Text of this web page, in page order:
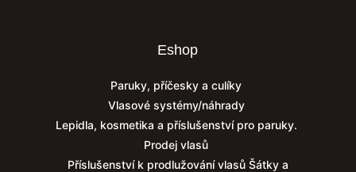
Eshop
Paruky, příčesky a culíky
Vlasové systémy/náhrady
Lepidla, kosmetika a příslušenství pro paruky.
Prodej vlasů
Příslušenství k prodlužování vlasů Šátky a